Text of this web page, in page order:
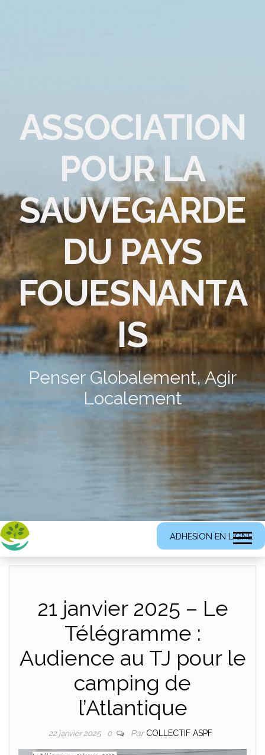
ASSOCIATION
POUR LA
SAUVEGARDE
DU PAYS
FOUESNANTA
IS
Penser Globalement, Agir
Localement
ADHESION EN LIGNE
21 janvier 2025 – Le
Télégramme :
Audience au TJ pour le
camping de
l’Atlantique
22 janvier 2025 0 Par COLLECTIF ASPF